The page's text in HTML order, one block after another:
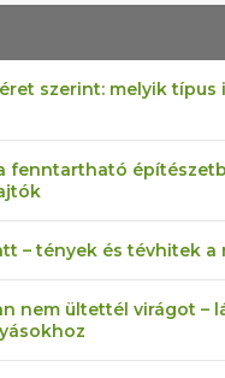
szerint: melyik típus
fenntartható
– tények és tévhitek a
nem ültettél virágot –